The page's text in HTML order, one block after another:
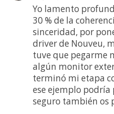
Yo lamento
30 % de la
sinceridad, por
driver de Nouveu,
tuve que pegarme
algún monitor
terminó mi etapa
ese ejemplo podría
seguro también os